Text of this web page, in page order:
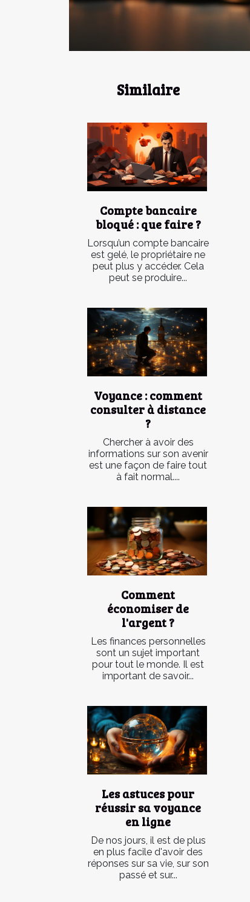
Similaire
Compte bancaire
bloqué : que faire ?
Lorsqu’un compte bancaire
est gelé, le propriétaire ne
peut plus y accéder. Cela
peut se produire...
Voyance : comment
consulter à distance
?
Chercher à avoir des
informations sur son avenir
est une façon de faire tout
à fait normal....
Comment
économiser de
l'argent ?
Les finances personnelles
sont un sujet important
pour tout le monde. Il est
important de savoir...
Les astuces pour
réussir sa voyance
en ligne
De nos jours, il est de plus
en plus facile d'avoir des
réponses sur sa vie, sur son
passé et sur...